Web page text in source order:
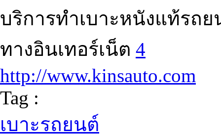
บริการทำเบาะหนังแท้รถ
ทางอินเทอร์เน็ต 4
http://www.kinsauto.com
Tag :
เบาะรถยนต์